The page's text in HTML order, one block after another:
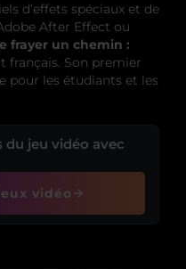
d’effets spéciaux et de
After Effect ou
frayer un chemin :
français. Son premier
pour les étudiants et les
jeu vidéo avec
vidéo